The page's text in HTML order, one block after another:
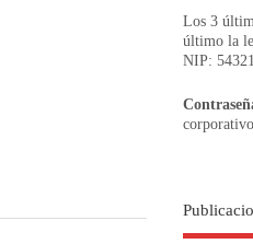
Los 3
último la
NIP:
corporativo.